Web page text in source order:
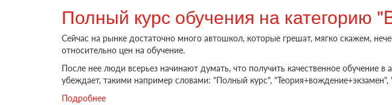
Полный курс обучения на категорию
Сейчас на рынке достаточно много автошкол, которые грешат, мягко скажем,
относительно цен на обучение.
После нее люди всерьез начинают думать, что получить качественное
убеждает, такими например словами: "Полный курс",
Подробнее